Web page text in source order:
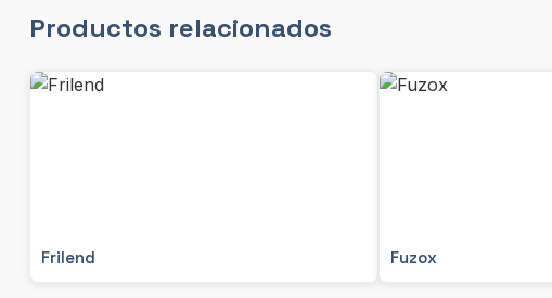
Productos relacionados
Frilend Fuzox